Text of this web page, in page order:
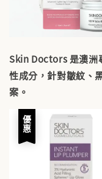
Skin Doctors 是澳洲
性成分，針對皺紋、
案。
優惠